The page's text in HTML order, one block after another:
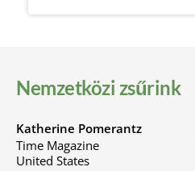
Nemzetközi zsűrink
Katherine Pomerantz
Time Magazine
United States